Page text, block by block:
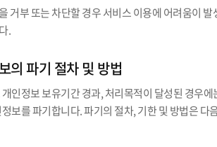
거부 또는 차단할 경우 서비스 이용에 어려움이 발
.
의 파기 절차 및 방법
인정보 보유기간 경과, 처리목적이 달성된 경우에
보를 파기합니다. 파기의 절차, 기한 및 방법은 다